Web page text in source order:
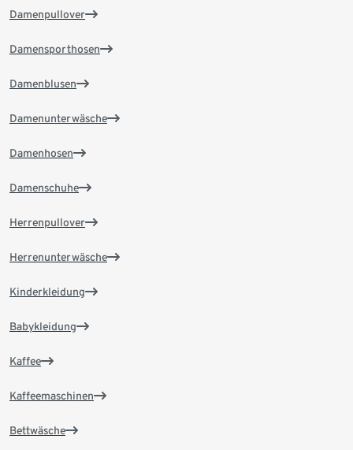
Damenpullover
Damensporthosen
Damenblusen
Damenunterwäsche
Damenhosen
Damenschuhe
Herrenpullover
Herrenunterwäsche
Kinderkleidung
Babykleidung
Kaffee
Kaffeemaschinen
Bettwäsche